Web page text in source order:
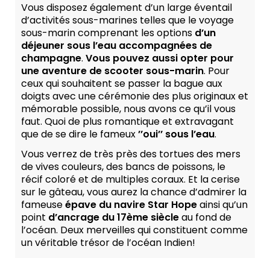
Vous disposez également d’un large éventail
d’activités sous-marines telles que le voyage
sous-marin comprenant les options d’un
déjeuner sous l’eau accompagnées de
champagne. Vous pouvez aussi opter pour
une aventure de scooter sous-marin. Pour
ceux qui souhaitent se passer la bague aux
doigts avec une cérémonie des plus originaux et
mémorable possible, nous avons ce qu’il vous
faut. Quoi de plus romantique et extravagant
que de se dire le fameux’’oui’’ sous l’eau.
Vous verrez de très près des tortues des mers
de vives couleurs, des bancs de poissons, le
récif coloré et de multiples coraux. Et la cerise
sur le gâteau, vous aurez la chance d’admirer la
fameuseépave du navire Star Hopeainsi qu’un
point d’ancrage du 17ème siècleau fond de
l’océan. Deux merveilles qui constituent comme
un véritable trésor de l’océan Indien!